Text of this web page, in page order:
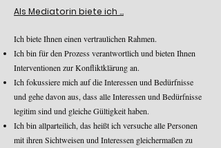
Als Mediatorin biete ich ...
Ich bieteIhnen einen vertraulichen Rahmen.
Ich bin für den Prozess verantwortlich und bieten Ihnen
Interventionen zur Konfliktklärung an.
Ich fokussiere mich auf die Interessen und Bedürfnisse
und gehe davon aus, dass alle Interessen und Bedürfnisse
legitim sind und gleiche Gültigkeit haben.
Ich bin allparteilich, das heißt ich versuche alle Personen
mit ihren Sichtweisen und Interessen gleichermaßen zu